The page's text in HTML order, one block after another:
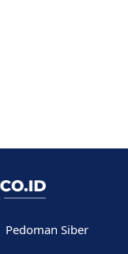
Pedoman Siber